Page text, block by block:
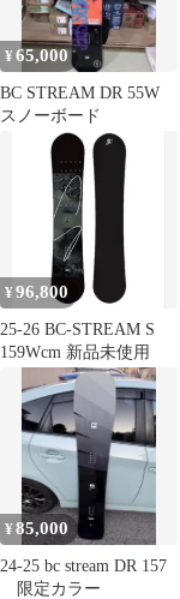
¥65,000
BC STREAM DR 55W
スノーボード
¥ 96,800
25-26 BC-STREAM S
159Wcm 新品未使用
¥85,000
24-25 bc stream DR 157
限定カラー